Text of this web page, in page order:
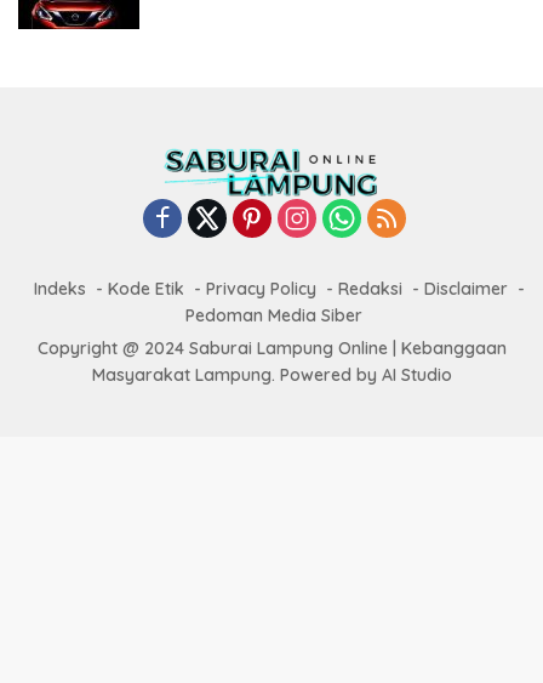
Indeks Kode Etik Privacy Policy Redaksi
Disclaimer
Pedoman Media Siber
Copyright @ 2024 Saburai Lampung Online | Kebanggaan
Masyarakat Lampung. Powered by AI Studio